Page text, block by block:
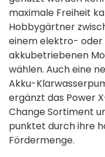
maximale Freiheit
Hobbygärtner
einem elektro- oder
akkubetriebenen
wählen. Auch eine
Akku-
ergänzt das Power
Change Sortiment
punktet durch ihre
Fördermenge.